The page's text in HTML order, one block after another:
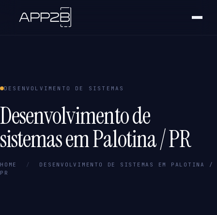
DESENVOLVIMENTO DE SISTEMAS
Desenvolvimento de
sistemas em Palotina / PR
HOME /
DESENVOLVIMENTO DE SISTEMAS EM PALOTINA /
PR